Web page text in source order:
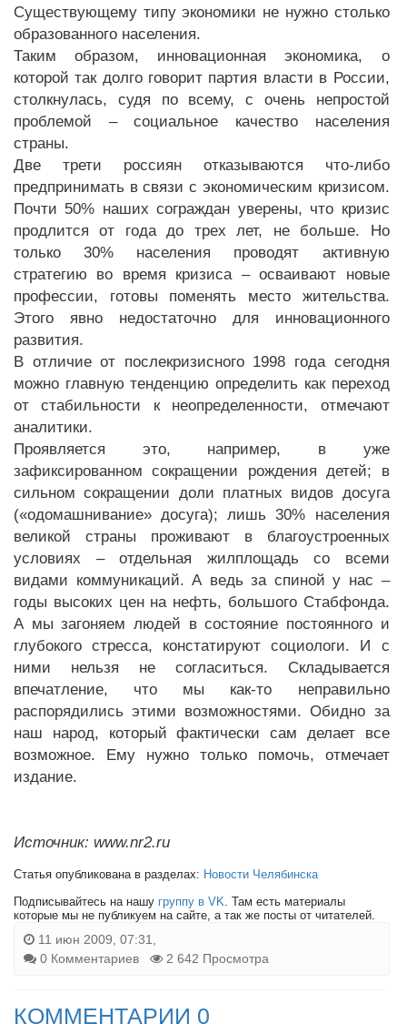
Существующему типу экономики не нужно столько
образованного населения.
Таким образом, инновационная экономика, о
которой так долго говорит партия власти в России,
столкнулась, судя по всему, с очень непростой
проблемой – социальное качество населения
страны.
Две трети россиян отказываются что-либо
предпринимать в связи с экономическим кризисом.
Почти 50% наших сограждан уверены, что кризис
продлится от года до трех лет, не больше. Но
только 30% населения проводят активную
стратегию во время кризиса – осваивают новые
профессии, готовы поменять место жительства.
Этого явно недостаточно для инновационного
развития.
В отличие от послекризисного 1998 года сегодня
можно главную тенденцию определить как переход
от стабильности к неопределенности, отмечают
аналитики.
Проявляется это, например, в уже
зафиксированном сокращении рождения детей; в
сильном сокращении доли платных видов досуга
(«одомашнивание» досуга); лишь 30% населения
великой страны проживают в благоустроенных
условиях – отдельная жилплощадь со всеми
видами коммуникаций. А ведь за спиной у нас –
годы высоких цен на нефть, большого Стабфонда.
А мы загоняем людей в состояние постоянного и
глубокого стресса, констатируют социологи. И с
ними нельзя не согласиться. Складывается
впечатление, что мы как-то неправильно
распорядились этими возможностями. Обидно за
наш народ, который фактически сам делает все
возможное. Ему нужно только помочь, отмечает
издание.
Источник: www.nr2.ru
Статья опубликована в разделах: Новости Челябинска
Подписывайтесь на нашу группу в VK. Там есть материалы
которые мы не публикуем на сайте, а так же посты от читателей.
11 июн 2009, 07:31,
0 Комментариев
2 642 Просмотра
КОММЕНТАРИИ 0